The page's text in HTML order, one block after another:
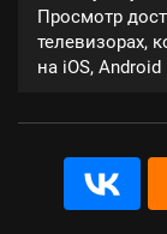
Просмотр
телевизорах,
на iOS,